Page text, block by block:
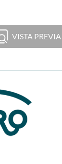
VISTA PREVIA